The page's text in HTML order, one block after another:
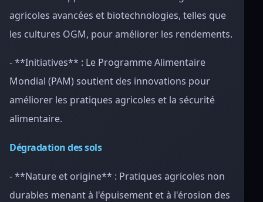
agricoles avancées et biotechnologies, telles que
les cultures OGM, pour améliorer les rendements.
- **Initiatives** : Le Programme Alimentaire
Mondial (PAM) soutient des innovations pour
améliorer les pratiques agricoles et la sécurité
alimentaire.
Dégradation des sols
- **Nature et origine** : Pratiques agricoles non
durables menant à l'épuisement et à l'érosion des